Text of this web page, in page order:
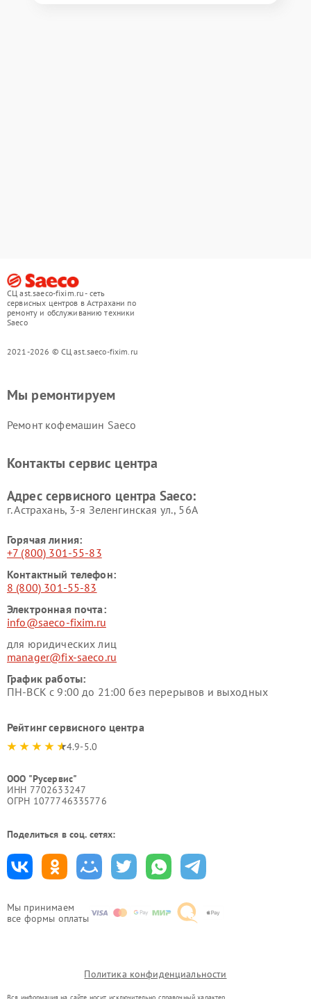
СЦ ast.saeco-fixim.ru - сеть
сервисных центров в Астрахани по
ремонту и обслуживанию техники
Saeco
2021-2026 © СЦ ast.saeco-fixim.ru
Мы принимаем
все формы оплаты
Мы ремонтируем
Ремонт кофемашин Saeco
Контакты сервис центра
Адрес сервисного центра Saeco:
г. Астрахань, 3-я Зеленгинская ул., 56А
Горячая линия:
+7 (800) 301-55-83
Контактный телефон:
8 (800) 301-55-83
Электронная почта:
info@saeco-fixim.ru
для юридических лиц
manager@fix-saeco.ru
График работы:
ПН-ВСК с 9:00 до 21:00 без перерывов и выходных
Рейтинг сервисного центра
4.9-5.0
ООО "Русервис"
ИНН 7702633247
ОГРН 1077746335776
Поделиться в соц. сетях:
Политика конфиденциальности